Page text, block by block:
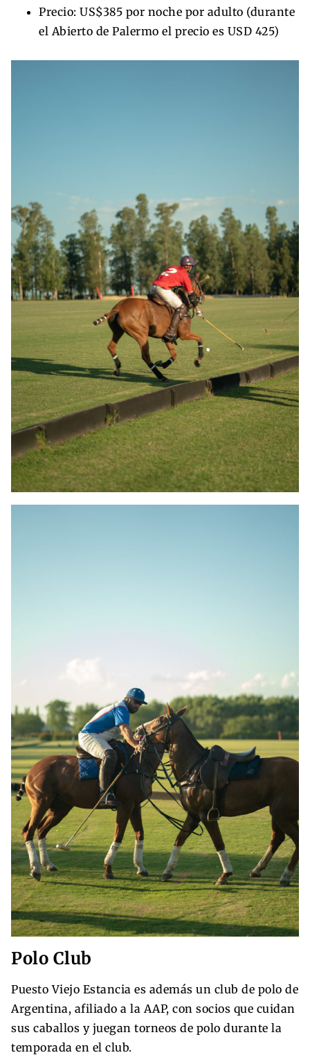
Precio: US$385 por noche por adulto (durante
el Abierto de Palermo el precio es USD 425)
Polo Club
Puesto Viejo Estancia es además un club de polo de
Argentina, afiliado a la AAP, con socios que cuidan
sus caballos y juegan torneos de polo durante la
temporada en el club.